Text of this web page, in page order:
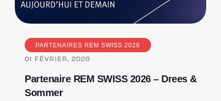
PARTENAIRES REM SWISS 2026
01 FÉVRIER, 2026
Partenaire REM SWISS 2026 – Drees &
Sommer